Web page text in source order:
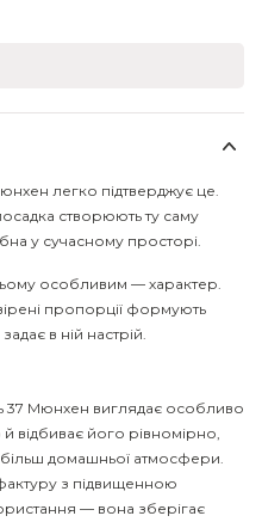
легко підтверджує це.
створюють ту саму
у сучасному просторі.
особливим — характер.
пропорції формують
в ній настрій.
37 Мюнхен виглядає особливо
відбиває його рівномірно,
домашньої атмосфери.
з підвищенною
— вона зберігає